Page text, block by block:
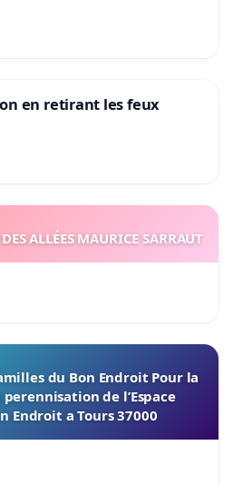
en retirant les feux
ALLÉES MAURICE SARRAUT
du Bon Endroit Pour la
de l’Espace
Endroit a Tours 37000